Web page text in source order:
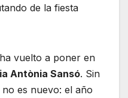
de la fiesta
vuelto a poner en
Antònia Sansó. Sin
es nuevo: el año